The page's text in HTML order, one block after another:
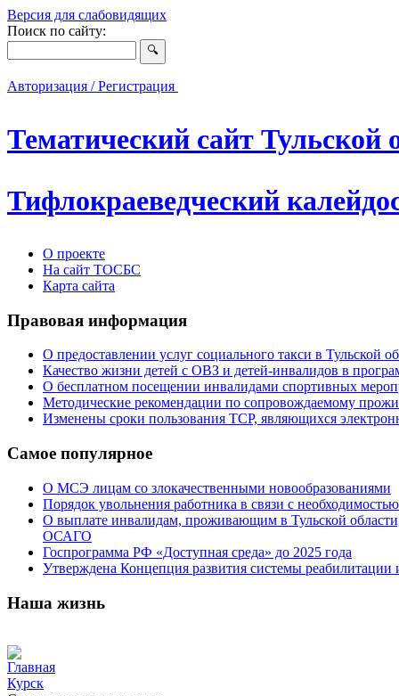
Версия для слабовидящих
Поиск по сайту:
Авторизация / Регистрация
Тематический сайт Тульской
Тифлокраеведческий
О проекте
На сайт ТОСБС
Карта сайта
Правовая информация
О предоставлении услуг социального такси в Тульской
Качество жизни детей с ОВЗ и детей-инвалидов в
О бесплатном посещении инвалидами спортивных
Методические рекомендации по сопровождаемому
Изменены сроки пользования ТСР, являющихся
Самое популярное
О МСЭ лицам со злокачественными новообразованиями
Порядок увольнения работника в связи с
О выплате инвалидам, проживающим в Тульской
ОСАГО
Госпрограмма РФ «Доступная среда» до 2025 года
Утверждена Концепция развития системы
Наша жизнь
Главная
Курск
Социализация инвалидов